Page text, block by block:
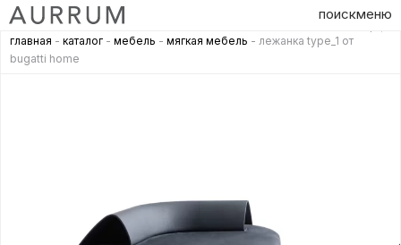
поискменю
главная - каталог - мебель - мягкая мебель - лежанка type_1 от
bugatti home